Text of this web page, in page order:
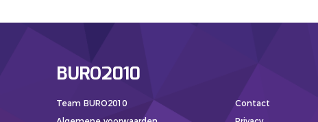
BURO2010
Team BURO2010
Contact